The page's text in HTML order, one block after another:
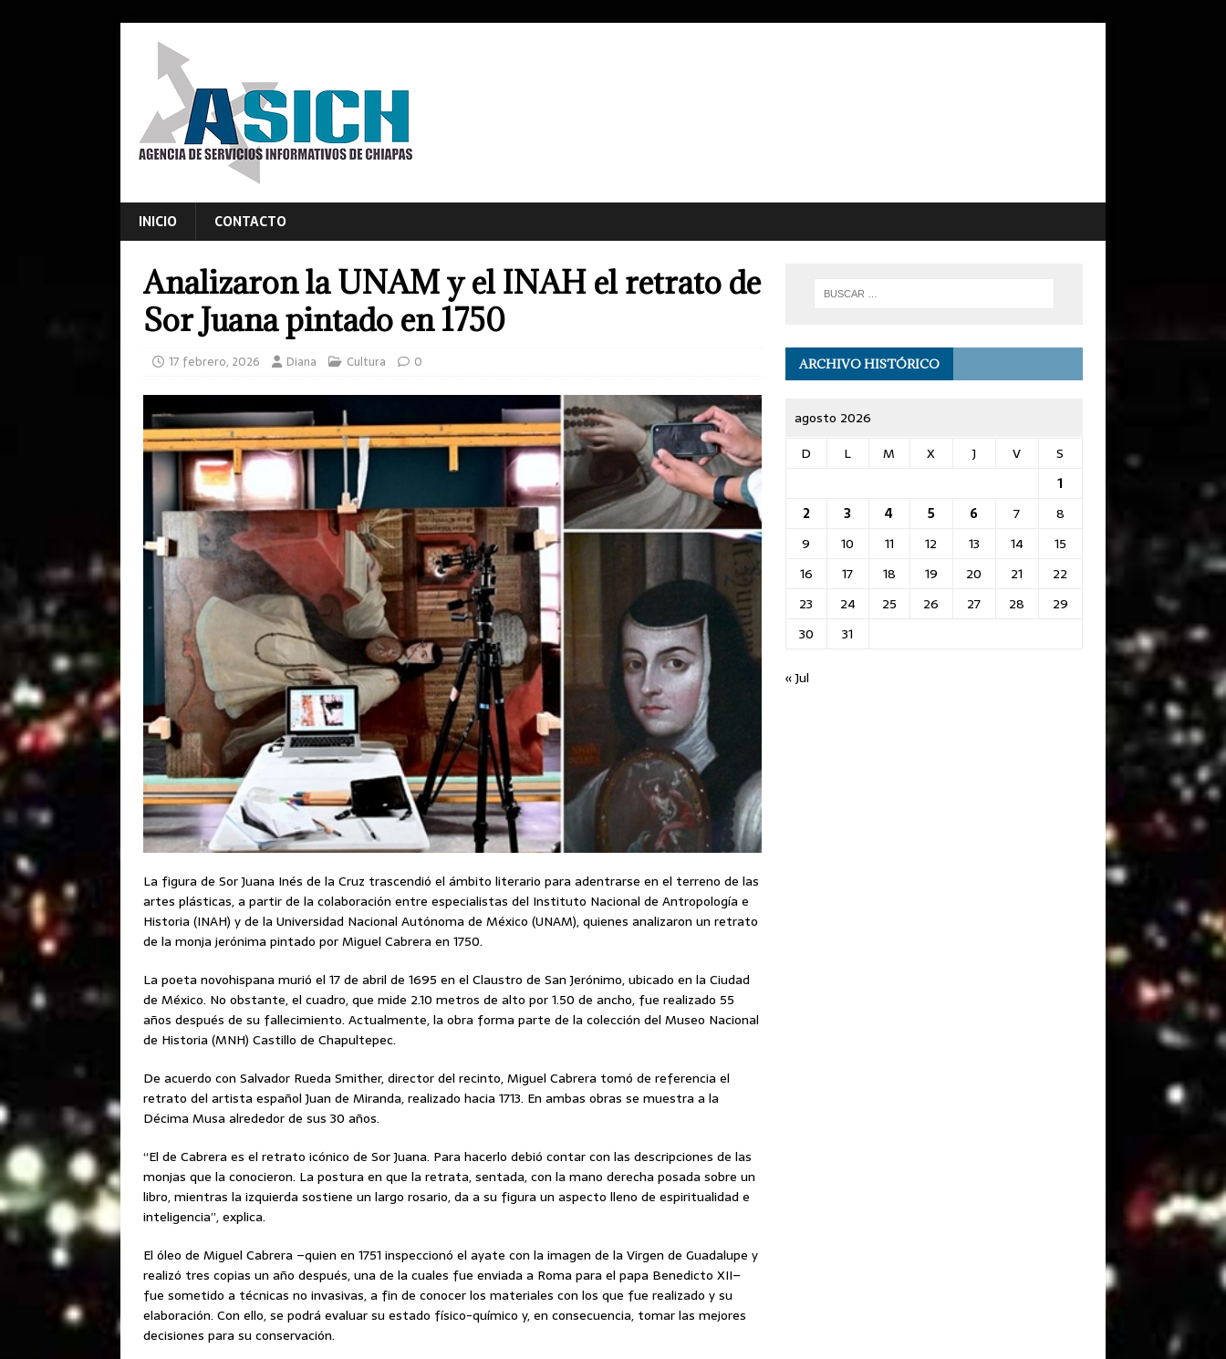
INICIO CONTACTO
Analizaron la UNAM y el INAH el retrato de
Sor Juana pintado en 1750
17 febrero, 2026 Diana Cultura 0
La figura de Sor Juana Inés de la Cruz trascendió el ámbito literario para adentrarse en el terreno de las
artes plásticas, a partir de la colaboración entre especialistas del Instituto Nacional de Antropología e
Historia (INAH) y de la Universidad Nacional Autónoma de México (UNAM), quienes analizaron un retrato
de la monja jerónima pintado por Miguel Cabrera en 1750.
La poeta novohispana murió el 17 de abril de 1695 en el Claustro de San Jerónimo, ubicado en la Ciudad
de México. No obstante, el cuadro, que mide 2.10 metros de alto por 1.50 de ancho, fue realizado 55
años después de su fallecimiento. Actualmente, la obra forma parte de la colección del Museo Nacional
de Historia (MNH) Castillo de Chapultepec.
De acuerdo con Salvador Rueda Smither, director del recinto, Miguel Cabrera tomó de referencia el
retrato del artista español Juan de Miranda, realizado hacia 1713. En ambas obras se muestra a la
Décima Musa alrededor de sus 30 años.
“El de Cabrera es el retrato icónico de Sor Juana. Para hacerlo debió contar con las descripciones de las
monjas que la conocieron. La postura en que la retrata, sentada, con la mano derecha posada sobre un
libro, mientras la izquierda sostiene un largo rosario, da a su figura un aspecto lleno de espiritualidad e
inteligencia”, explica.
El óleo de Miguel Cabrera –quien en 1751 inspeccionó el ayate con la imagen de la Virgen de Guadalupe y
realizó tres copias un año después, una de la cuales fue enviada a Roma para el papa Benedicto XII–
fue sometido a técnicas no invasivas, a fin de conocer los materiales con los que fue realizado y su
elaboración. Con ello, se podrá evaluar su estado físico-químico y, en consecuencia, tomar las mejores
decisiones para su conservación.
ARCHIVO HISTÓRICO
agosto 2026
D
L M X J V
S
1
2
3 4 5 6 7
8
9
10 11 12 13 14
15
16
17 18 19 20 21
22
23
24 25 26 27 28
29
30
31
« Jul